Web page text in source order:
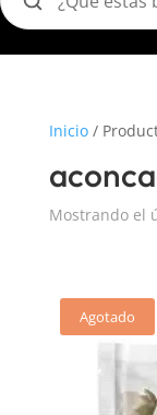
Buscar
Inicio/
Mostrando el
Agotado